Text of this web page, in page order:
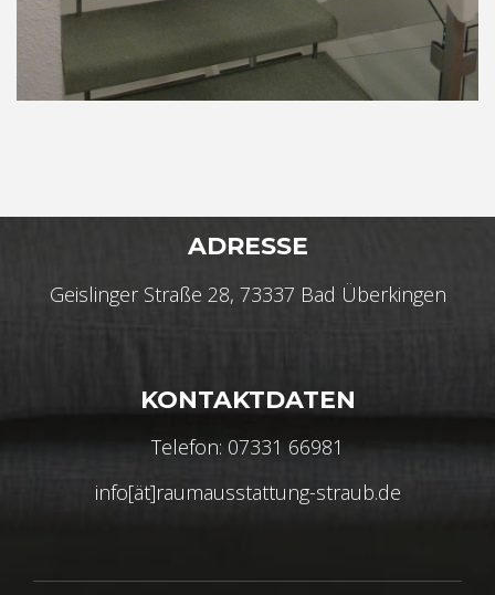
ADRESSE
Geislinger Straße 28, 73337 Bad Überkingen
KONTAKTDATEN
Telefon: 07331 66981
info[ät]raumausstattung-straub.de